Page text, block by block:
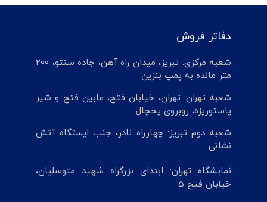
دفاتر فروش
شعبه مرکزی: تبریز، میدان راه آهن، جاده سنتو، 200
متر مانده به پمپ بنزین
شعبه تهران: تهران، خیابان فتح، مابین فتح و شیر
پاستوریزه، روبروی یخچال
شعبه دوم تبریز: چهارراه نادر، جنب ایستگاه آتش
نشانی
نمایشگاه تهران: ابتدای بزرگراه شهید متوسلیان،
خیابان فتح 5